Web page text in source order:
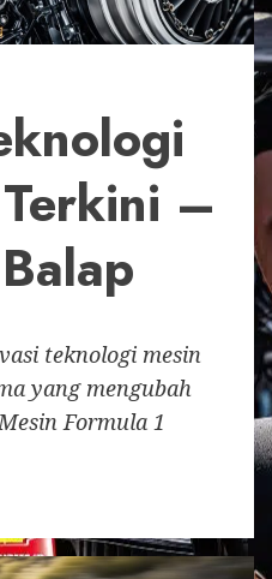
–
teknologi mesin
yang mengubah
Formula 1